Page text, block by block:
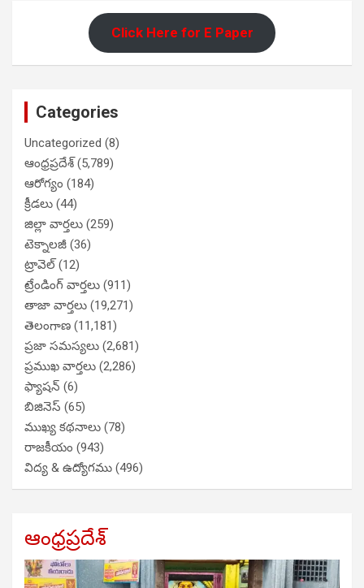
Click Here for E Paper
Categories
Uncategorized (8)
ఆంధ్రప్రదేశ్(5,789)
ఆరోగ్యం (184)
క్రీడలు (44)
జిల్లా వార్తలు (259)
టెక్నాలజీ (36)
ట్రావెల్(12)
ట్రేండింగ్ వార్తలు (911)
తాజా వార్తలు (19,271)
తెలంగాణ (11,181)
ప్రజా సమస్యలు (2,681)
ప్రముఖ వార్తలు (2,286)
ఫ్యాషన్ (6)
బిజినెస్ (65)
ముఖ్య కథనాలు (78)
రాజకీయం (943)
విద్య & ఉద్యోగము (496)
ఆంధ్రప్రదేశ్